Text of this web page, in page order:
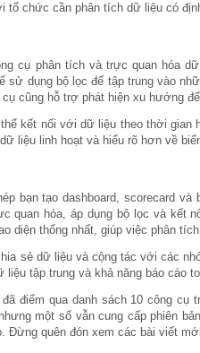
tổ chức cần phân tích dữ liệu có
cụ phân tích và trực quan hóa
sử dụng bộ lọc để tập trung vào
cụ cũng hỗ trợ phát hiện xu hướng
thể kết nối với dữ liệu theo thời
liệu linh hoạt và hiểu rõ hơn về
bạn tạo dashboard, scorecard
quan hóa, áp dụng bộ lọc và kết
diện thống nhất, giúp việc phân
sẻ dữ liệu và cộng tác với các
liệu tập trung và khả năng báo cáo
điểm qua danh sách 10 công
một số vẫn cung cấp phiên
Đừng quên đón xem các bài viết